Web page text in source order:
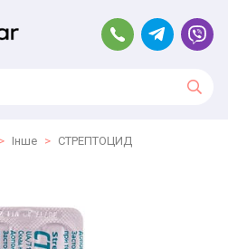
Інше СТРЕПТОЦИД